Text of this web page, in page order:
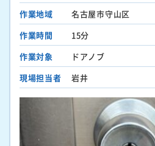
作業地域
名古屋市守山区
作業時間
15分
作業対象
ドアノブ
現場担当者
岩井